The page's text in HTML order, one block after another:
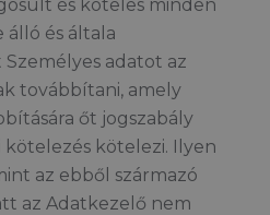
és köteles minden
álló és általa
adatot az
továbbítani, amely
őt jogszabály
kötelezés kötelezi. Ilyen
az ebből származó
az Adatkezelő nem